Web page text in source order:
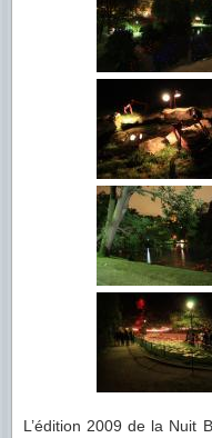
L’édition 2009 de la Nuit